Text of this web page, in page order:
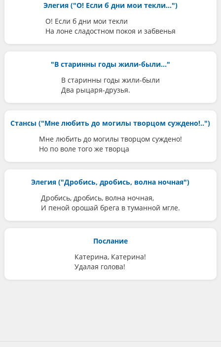
Элегия ("О! Если б дни мои текли...")
О! Если б дни мои текли
На лоне сладостном покоя и забвенья
"В старинны годы жили-были..."
В старинны годы жили-были
Два рыцаря-друзья.
Стансы ("Мне любить до могилы творцом суждено!..")
Мне любить до могилы творцом суждено!
Но по воле того же творца
Элегия ("Дробись, дробись, волна ночная")
Дробись, дробись, волна ночная,
И пеной орошай брега в туманной мгле.
Послание
Катерина, Катерина!
Удалая голова!